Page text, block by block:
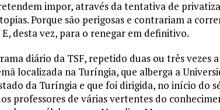
impor, através da tentativa de
Porque são perigosas e contrariam a
desta vez, para o renegar em definitivo.
diário da TSF, repetido duas ou três vezes
localizada na Turíngia, que alberga a
da Turíngia e que foi dirigida, no início do
professores de várias vertentes do